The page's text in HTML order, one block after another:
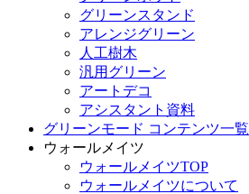
グリーンスタンド
アレンジグリーン
人工樹木
汎用グリーン
アートデコ
アシスタント資料
グリーンモード コンテンツ一覧
ウォールメイツ
ウォールメイツTOP
ウォールメイツについて